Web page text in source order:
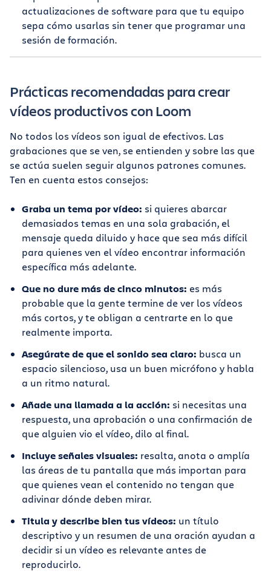
actualizaciones de software para que tu equipo
sepa cómo usarlas sin tener que programar una
sesión de formación.
Prácticas recomendadas para crear
vídeos productivos con Loom
No todos los vídeos son igual de efectivos. Las
grabaciones que se ven, se entienden y sobre las que
se actúa suelen seguir algunos patrones comunes.
Ten en cuenta estos consejos:
Graba un tema por vídeo: si quieres abarcar
demasiados temas en una sola grabación, el
mensaje queda diluido y hace que sea más difícil
para quienes ven el vídeo encontrar información
específica más adelante.
Que no dure más de cinco minutos: es más
probable que la gente termine de ver los vídeos
más cortos, y te obligan a centrarte en lo que
realmente importa.
Asegúrate de que el sonido sea claro: busca un
espacio silencioso, usa un buen micrófono y habla
a un ritmo natural.
Añade una llamada a la acción: si necesitas una
respuesta, una aprobación o una confirmación de
que alguien vio el vídeo, dilo al final.
Incluye señales visuales: resalta, anota o amplía
las áreas de tu pantalla que más importan para
que quienes vean el contenido no tengan que
adivinar dónde deben mirar.
Titula y describe bien tus vídeos: un título
descriptivo y un resumen de una oración ayudan a
decidir si un vídeo es relevante antes de
reproducirlo.